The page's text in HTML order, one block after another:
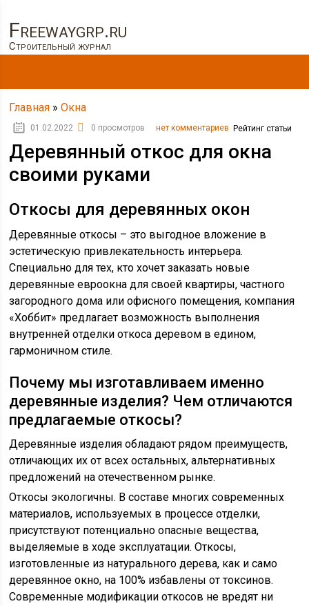
Freewaygrp.ru
Строительный журнал
Главная »Окна
01.02.2022 0 просмотров нет комментариев Рейтинг статьи
Деревянный откос для окна
своими руками
Откосы для деревянных окон
Деревянные откосы – это выгодное вложение в
эстетическую привлекательность интерьера.
Специально для тех, кто хочет заказать новые
деревянные евроокна для своей квартиры, частного
загородного дома или офисного помещения, компания
«Хоббит» предлагает возможность выполнения
внутренней отделки откоса деревом в едином,
гармоничном стиле.
Почему мы изготавливаем именно
деревянные изделия? Чем отличаются
предлагаемые откосы?
Деревянные изделия обладают рядом преимуществ,
отличающих их от всех остальных, альтернативных
предложений на отечественном рынке.
Откосы экологичны. В составе многих современных
материалов, используемых в процессе отделки,
присутствуют потенциально опасные вещества,
выделяемые в ходе эксплуатации. Откосы,
изготовленные из натурального дерева, как и само
деревянное окно, на 100% избавлены от токсинов.
Современные модификации откосов не вредят ни